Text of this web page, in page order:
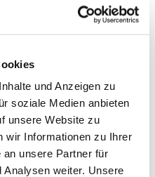
und Anzeigen zu
soziale Medien anbieten
unsere Website zu
wir Informationen zu Ihrer
an unsere Partner für
Analysen weiter. Unsere